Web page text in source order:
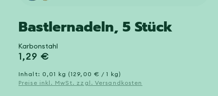
Bastlernadeln, 5 Stück
Karbonstahl
Normaler
Preis
1,29 €
Inhalt: 0,01 kg (129,00 € / 1 kg)
Preise inkl. MwSt. zzgl. Versandkosten